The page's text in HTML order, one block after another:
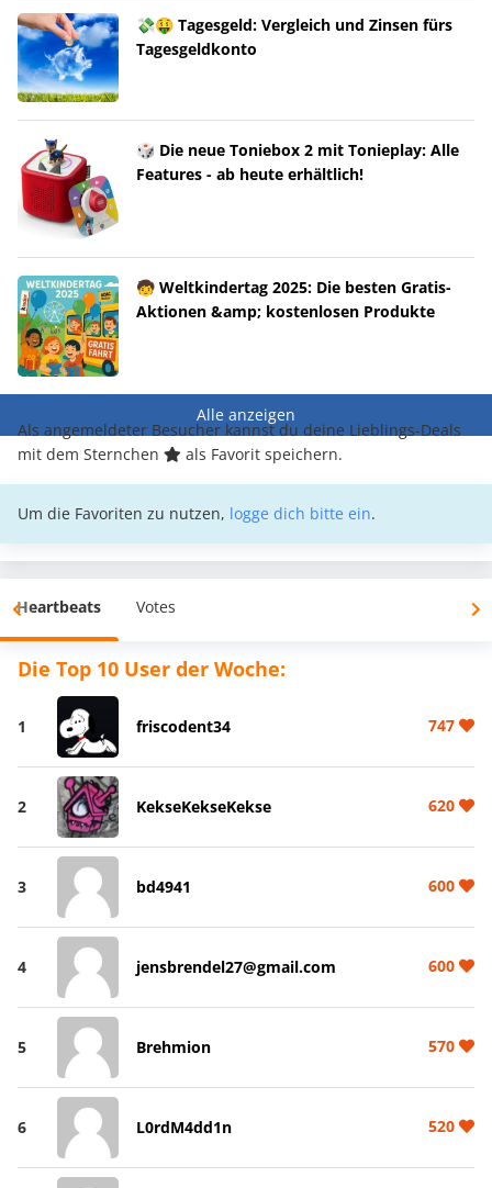
💸🤑 Tagesgeld: Vergleich und Zinsen fürs
Tagesgeldkonto
🎲 Die neue Toniebox 2 mit Tonieplay: Alle
Features - ab heute erhältlich!
🧒 Weltkindertag 2025: Die besten Gratis-
Aktionen &amp; kostenlosen Produkte
Alle anzeigen
Als angemeldeter Besucher kannst du deine Lieblings-Deals
mit dem Sternchen
als Favorit speichern.
Um die Favoriten zu nutzen, logge dich bitte ein.
Heartbeats Votes
Die Top 10 User der Woche:
1 friscodent34 747
2 KekseKekseKekse 620
3 bd4941 600
4 jensbrendel27@gmail.com 600
5 Brehmion 570
6 L0rdM4dd1n 520